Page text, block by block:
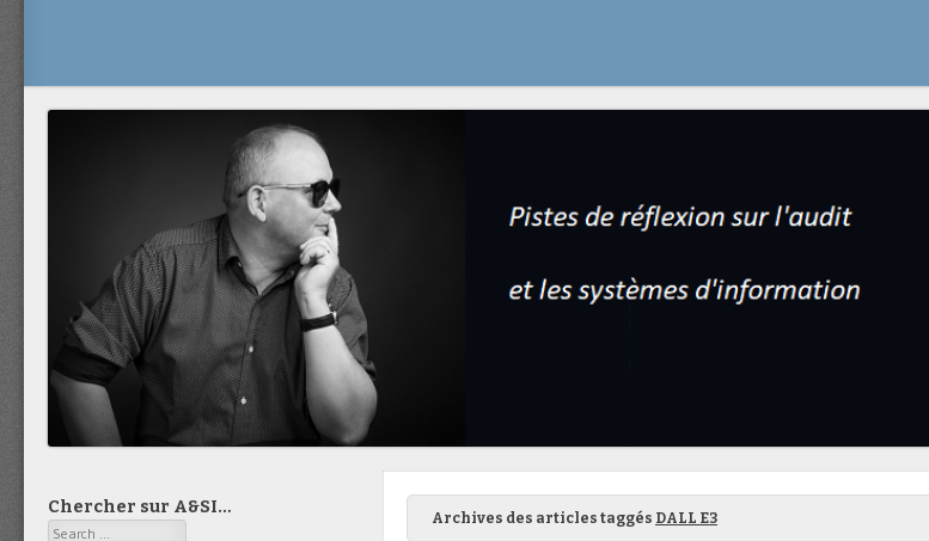
Archives des articles taggés DALL E3
Chercher sur A&SI…
Search